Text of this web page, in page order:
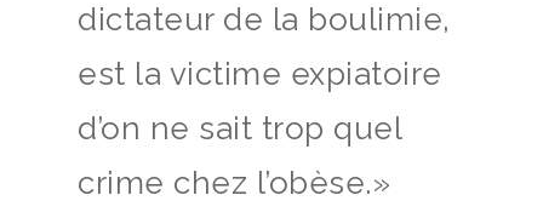
dictateur de la boulimie,
est la victime expiatoire
d’on ne sait trop quel
crime chez l’obèse.»